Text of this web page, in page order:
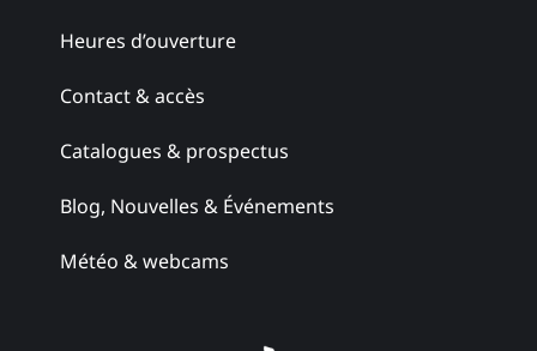
Heures d’ouverture
Contact & accès
Catalogues & prospectus
Blog, Nouvelles & Événements
Météo & webcams